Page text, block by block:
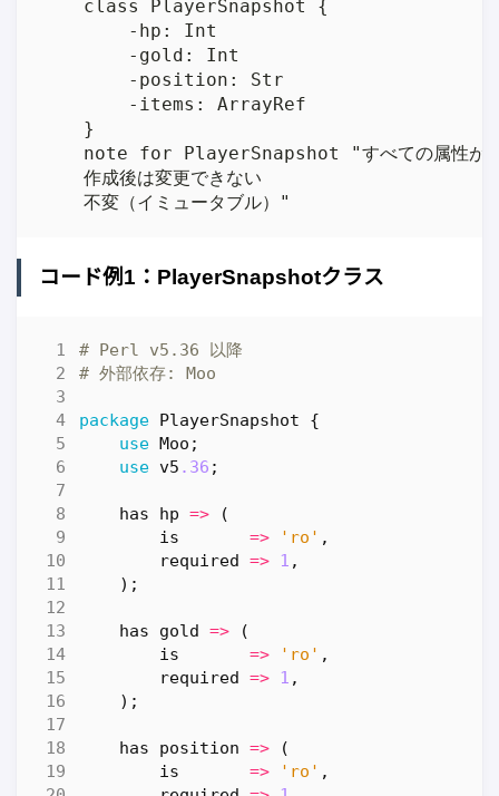
    class PlayerSnapshot {
        -hp: Int
        -gold: Int
        -position: Str
        -items: ArrayRef
    }
note for PlayerSnapshot "すべての属性
    作成後は変更できない
コード例1：PlayerSnapshotクラス
# Perl v5.36 以降
# 外部依存: Moo
package PlayerSnapshot
{
use
Moo ;
use v5 .36 ;
has hp =>
(
is
=> 'ro' ,
required
=> 1 ,
);
has gold =>
(
is
=> 'ro' ,
required
=> 1 ,
);
has position =>
(
is
=> 'ro' ,